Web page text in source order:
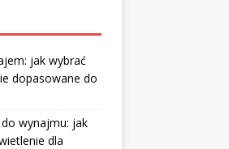
jak wybrać
dopasowane do
wynajmu: jak
dla